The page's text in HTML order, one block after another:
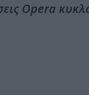
Opera